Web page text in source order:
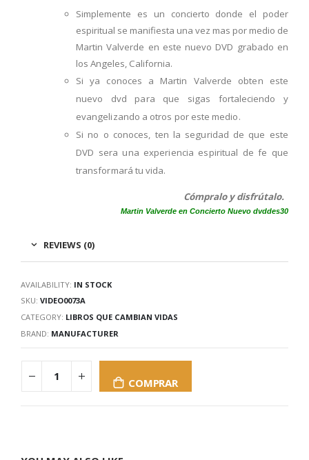
Simplemente es un concierto donde el poder
espiritual se manifiesta una vez mas por medio de
Martin Valverde en este nuevo DVD grabado en
los Angeles, California.
Si ya conoces a Martin Valverde obten este
nuevo dvd para que sigas fortaleciendo y
evangelizando a otros por este medio.
Si no o conoces, ten la seguridad de que este
DVD sera una experiencia espiritual de fe que
transformará tu vida.
Cómpralo y disfrútalo.
Martin Valverde en Concierto Nuevo dvddes30
REVIEWS (0)
AVAILABILITY: IN STOCK
SKU: VIDEO0073A
CATEGORY: LIBROS QUE CAMBIAN VIDAS
BRAND: MANUFACTURER
COMPRAR